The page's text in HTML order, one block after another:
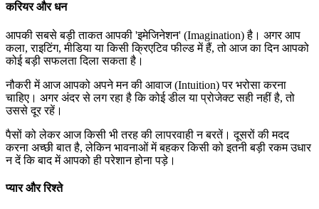
करियर और धन
आपकी सबसे बड़ी ताकत आपकी 'इमेजिनेशन' (Imagination) है। अगर आप
कला, राइटिंग, मीडिया या किसी क्रिएटिव फील्ड में हैं, तो आज का दिन आपको
कोई बड़ी सफलता दिला सकता है।
नौकरी में आज आपको अपने मन की आवाज (Intuition) पर भरोसा करना
चाहिए। अगर अंदर से लग रहा है कि कोई डील या प्रोजेक्ट सही नहीं है, तो
उससे दूर रहें।
पैसों को लेकर आज किसी भी तरह की लापरवाही न बरतें। दूसरों की मदद
करना अच्छी बात है, लेकिन भावनाओं में बहकर किसी को इतनी बड़ी रकम उधार
न दें कि बाद में आपको ही परेशान होना पड़े।
प्यार और रिश्ते